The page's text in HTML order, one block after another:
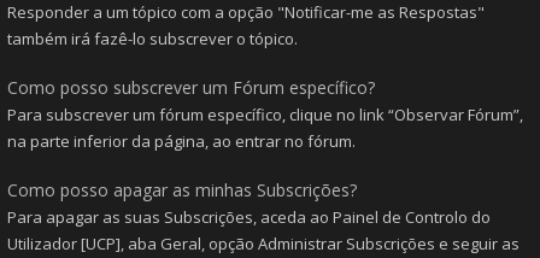
Responder a um tópico com a opção "Notificar-me as Respostas"
também irá fazê-lo subscrever o tópico.
Como posso subscrever um Fórum específico?
Para subscrever um fórum específico, clique no link “Observar Fórum”,
na parte inferior da página, ao entrar no fórum.
Como posso apagar as minhas Subscrições?
Para apagar as suas Subscrições, aceda ao Painel de Controlo do
Utilizador [UCP], aba Geral, opção Administrar Subscrições e seguir as